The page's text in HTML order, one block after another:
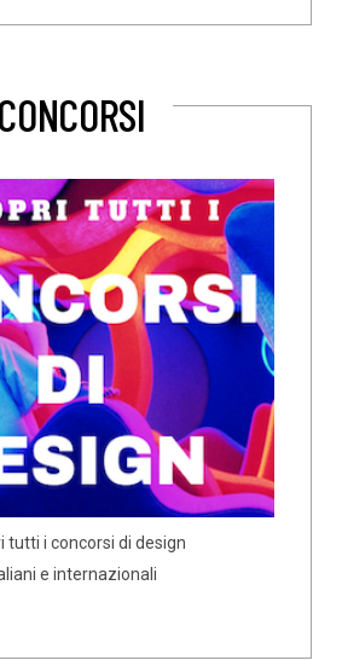
CONCORSI
tutti i concorsi di design
e internazionali